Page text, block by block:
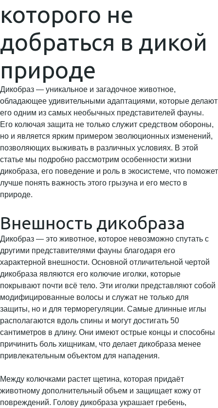
которого не
добраться в дикой
природе
Дикобраз — уникальное и загадочное животное,
обладающее удивительными адаптациями, которые делают
его одним из самых необычных представителей фауны.
Его колючая защита не только служит средством обороны,
но и является ярким примером эволюционных изменений,
позволяющих выживать в различных условиях. В этой
статье мы подробно рассмотрим особенности жизни
дикобраза, его поведение и роль в экосистеме, что поможет
лучше понять важность этого грызуна и его место в
природе.
Внешность дикобраза
Дикобраз — это животное, которое невозможно спутать с
другими представителями фауны благодаря его
характерной внешности. Основной отличительной чертой
дикобраза являются его колючие иголки, которые
покрывают почти всё тело. Эти иголки представляют собой
модифицированные волосы и служат не только для
защиты, но и для терморегуляции. Самые длинные иглы
располагаются вдоль спины и могут достигать 50
сантиметров в длину. Они имеют острые концы и способны
причинить боль хищникам, что делает дикобраза менее
привлекательным объектом для нападения.
Между колючками растет щетина, которая придаёт
животному дополнительный объем и защищает кожу от
повреждений. Голову дикобраза украшает гребень,